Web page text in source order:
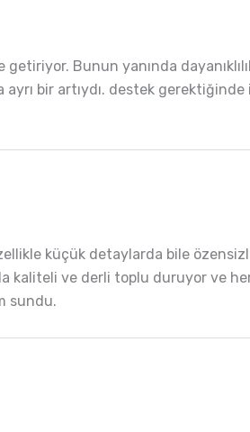
Bunun yanında
bir artıydı. destek
küçük detaylarda bile
ve derli toplu duruyor ve
sundu.